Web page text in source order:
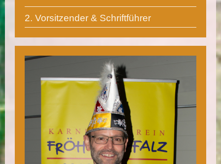
2. Vorsitzender & Schriftführer